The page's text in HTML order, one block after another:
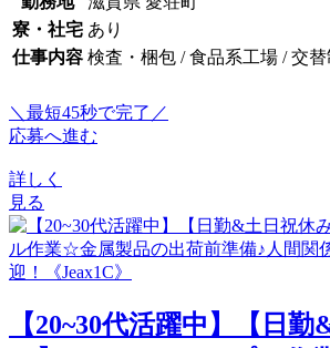
寮・社宅 あり
仕事内容 検査・梱包 / 食品系工場 / 交替
＼最短45秒で完了／
応募へ進む
詳しく
見る
【20~30代活躍中】【日